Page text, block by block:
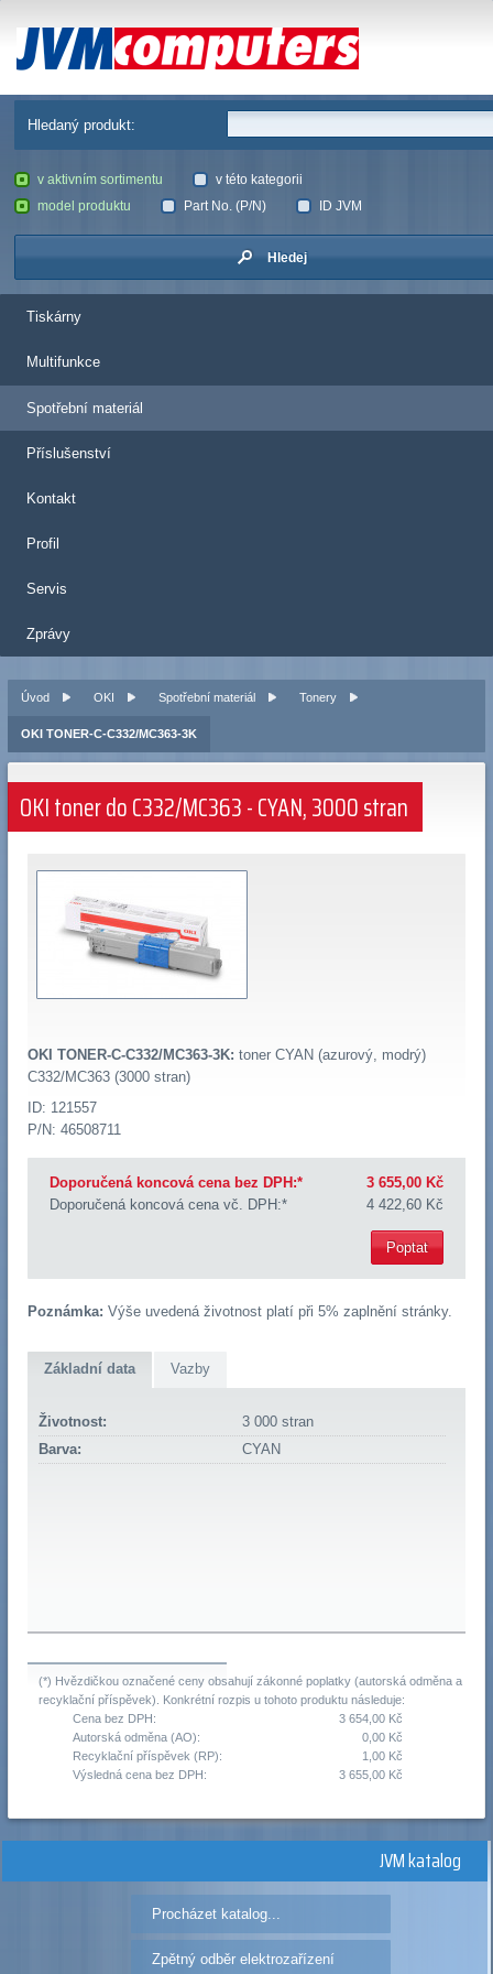
JVM Computers
Hledaný produkt:
v aktivním sortimentu
v této kategorii
model produktu
Part No. (P/N) ID JVM
Hledej
Tiskárny
Multifunkce
Spotřební materiál
Příslušenství
Kontakt
Profil
Servis
Zprávy
Úvod OKI Spotřební materiál Tonery
OKI TONER-C-C332/MC363-3K
OKI toner do C332/MC363 - CYAN, 3000 stran
OKI TONER-C-C332/MC363-3K: toner CYAN (azurový, modrý)
C332/MC363 (3000 stran)
ID: 121557
P/N: 46508711
Doporučená koncová cena bez DPH:*
3 655,00 Kč
Doporučená koncová cena vč. DPH:*
4 422,60 Kč
Poptat
Poznámka: Výše uvedená životnost platí při 5% zaplnění stránky.
Základní data Vazby
Životnost:
3 000 stran
Barva:
CYAN
(*) Hvězdičkou označené ceny obsahují zákonné poplatky (autorská odměna a
recyklační příspěvek). Konkrétní rozpis u tohoto produktu následuje:
Cena bez DPH:
3 654,00 Kč
Autorská odměna (AO):
0,00 Kč
Recyklační příspěvek (RP):
1,00 Kč
Výsledná cena bez DPH:
3 655,00 Kč
JVM katalog
Procházet katalog...
Zpětný odběr elektrozařízení